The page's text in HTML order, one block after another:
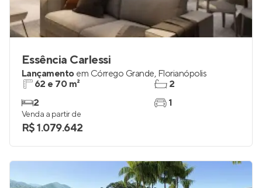
Essência Carlessi
Lançamento em Córrego Grande, Florianópolis
62 e 70 m²
2
2
1
Venda a partir de
R$ 1.079.642